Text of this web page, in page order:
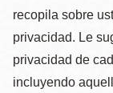
recopila sobre
privacidad. Le
privacidad de
incluyendo